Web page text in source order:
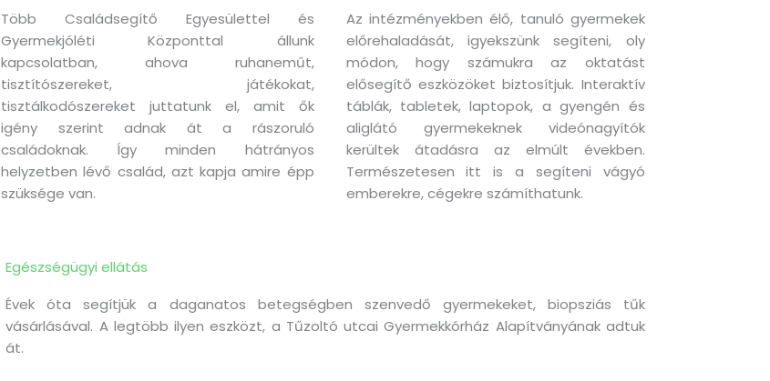
Több Családsegítő Egyesülettel és
Gyermekjóléti Központtal állunk
kapcsolatban, ahova ruhaneműt,
tisztítószereket, játékokat,
tisztálkodószereket juttatunk el, amit ők
igény szerint adnak át a rászoruló
családoknak. Így minden hátrányos
helyzetben lévő család, azt kapja amire épp
szüksége van.
Az intézményekben élő, tanuló gyermekek
előrehaladását, igyekszünk segíteni, oly
módon, hogy számukra az oktatást
elősegítő eszközöket biztosítjuk. Interaktív
táblák, tabletek, laptopok, a gyengén és
aliglátó gyermekeknek videónagyítók
kerültek átadásra az elmúlt években.
Természetesen itt is a segíteni vágyó
emberekre, cégekre számíthatunk.
Egészségügyi ellátás
Évek óta segítjük a daganatos betegségben szenvedő gyermekeket, biopsziás tűk
vásárlásával. A legtöbb ilyen eszközt, a Tűzoltó utcai Gyermekkórház Alapítványának adtuk
át.